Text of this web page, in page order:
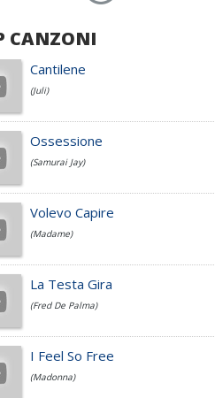
Achille Lauro
Cesare Cremonini
Jovanotti
Fedez
Simone Cristicchi
CANZONI
Cantilene
(Juli)
Ossessione
(Samurai Jay)
Volevo Capire
(Madame)
La Testa Gira
(Fred De Palma)
I Feel So Free
(Madonna)